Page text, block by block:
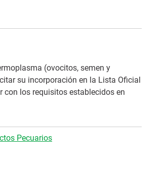
(ovocitos, semen y
su incorporación en la Lista Oficial
con los requisitos establecidos en
Pecuarios